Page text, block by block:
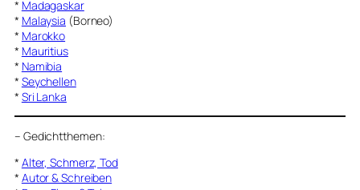
* Madagaskar
* Malaysia (Borneo)
* Marokko
* Mauritius
* Namibia
* Seychellen
* Sri Lanka
– Gedichtthemen:
* Alter, Schmerz, Tod
* Autor & Schreiben